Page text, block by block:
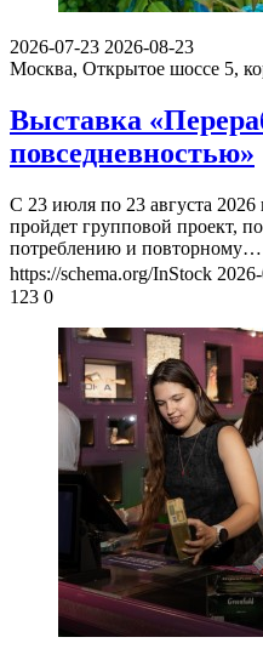
2026-07-23 2026-08-23
Москва, Открытое шоссе 5,
Выставка
повседневностью»
С 23 июля по 23 августа 2026
пройдет групповой проект,
потреблению и повторному…
https://schema.org/InStock
123 0